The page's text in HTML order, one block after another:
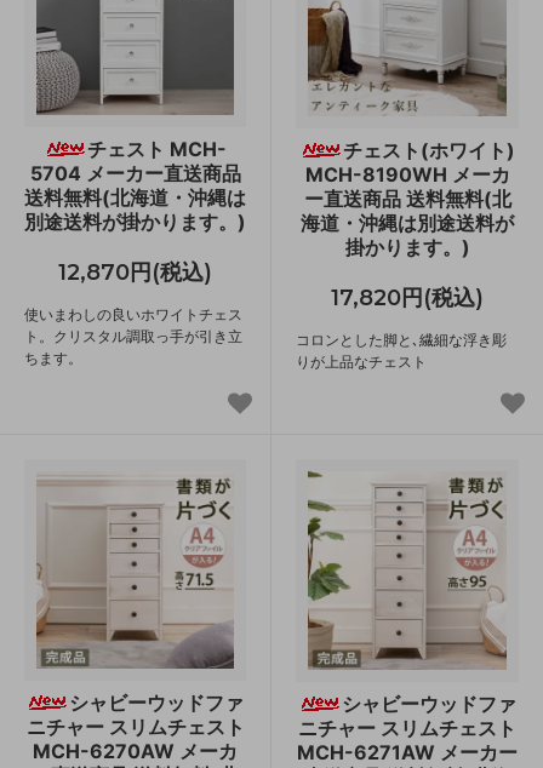
チェスト MCH-
5704 メーカー直送商品
送料無料(北海道・沖縄は
別途送料が掛かります。)
12,870円(税込)
使いまわしの良いホワイトチェス
ト。クリスタル調取っ手が引き立
ちます。
チェスト(ホワイト)
MCH-8190WH メーカ
ー直送商品 送料無料(北
海道・沖縄は別途送料が
掛かります。)
17,820円(税込)
コロンとした脚と､繊細な浮き彫
りが上品なチェスト
シャビーウッドファ
ニチャー スリムチェスト
MCH-6270AW メーカ
シャビーウッドファ
ニチャー スリムチェスト
MCH-6271AW メーカー